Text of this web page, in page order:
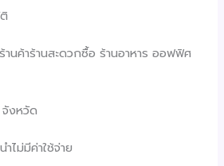
นค้าร้านสะดวกซื้อ ร้านอาหาร ออฟฟิศ
งหวัด
ไม่มีค่าใช้จ่าย